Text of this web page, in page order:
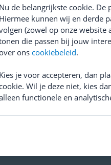
Cadanssensor 2
Nu de belangrijkste cookie.
Hiermee kunnen wij en derde
(zowel op onze website
die passen bij jouw
ons cookiebeleid.
Kies je voor accepteren, dan
cookie. Wil je deze niet, kies
functionele en